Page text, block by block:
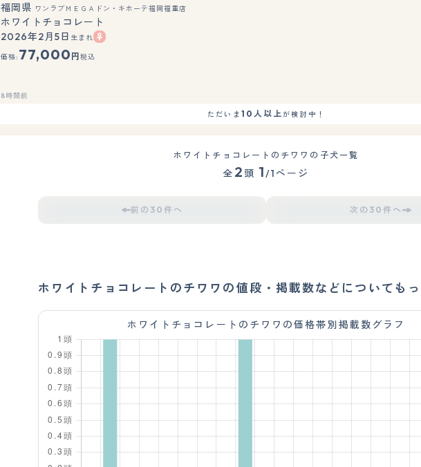
もっと見る
福岡県 ワンラブＭＥＧＡドン・キホーテ福岡福重店
ホワイトチョコレート
2026年2月5日 生まれ
価格: 77,000 円 税込
8時間前
ただいま 10人以上が検討中！
ホワイトチョコレートのチワワの子犬一覧
全 2 頭 1/1ページ
前の30件へ 次の30件へ
ホワイトチョコレートのチワワの値段・掲載数などについても
ホワイトチョコレートのチワワの価格帯別掲載数グラフ